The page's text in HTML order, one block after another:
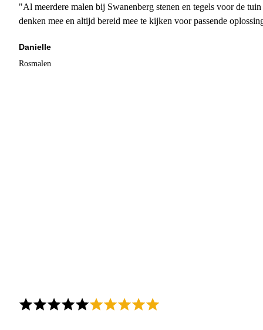
"Al meerdere malen bij Swanenberg stenen en tegels voor de
denken mee en altijd bereid mee te kijken voor passende
Danielle
Rosmalen